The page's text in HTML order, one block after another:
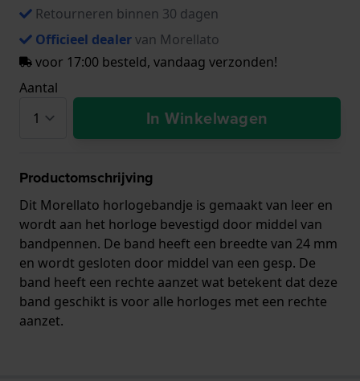
Retourneren binnen 30 dagen
Officieel dealervan Morellato
voor 17:00 besteld, vandaag verzonden!
Aantal
In Winkelwagen
Productomschrijving
Dit Morellato horlogebandje is gemaakt van leer en
wordt aan het horloge bevestigd door middel van
bandpennen. De band heeft een breedte van 24 mm
en wordt gesloten door middel van een gesp. De
band heeft een rechte aanzet wat betekent dat deze
band geschikt is voor alle horloges met een rechte
aanzet.